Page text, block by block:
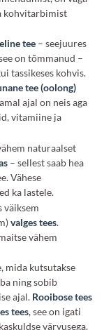
kohvitarbimist
tee – seejuures
on tõmmanud –
tassikeses kohvis.
tee (oolong)
ajal on neis aga
vitamiine ja
naturaalset
– sellest saab hea
. Vähese
ka lastele.
väiksem
valges tees.
vähem
, mida kutsutakse
ning sobib
ajal. Rooibose tees
tees, see on igati
värvusega.